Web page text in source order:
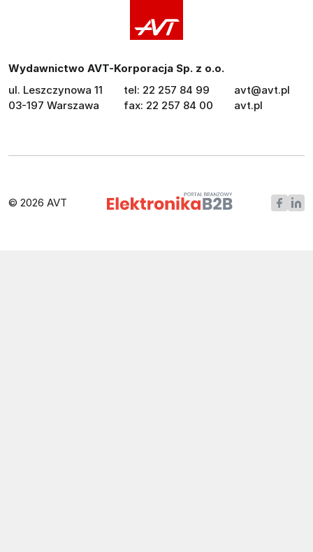
Wydawnictwo AVT-Korporacja Sp. z o.o.
ul. Leszczynowa 11
03-197 Warszawa
tel: 22 257 84 99
fax: 22 257 84 00
avt@avt.pl
avt.pl
© 2026 AVT